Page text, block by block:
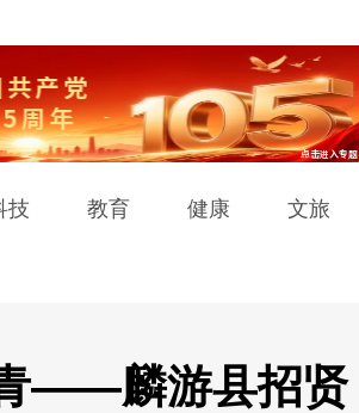
技 教育 健康 文旅
——麟游县招贤